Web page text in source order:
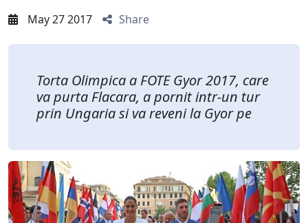
May 27 2017 Share
Torta Olimpica a FOTE Gyor 2017, care
va purta Flacara, a pornit intr-un tur
prin Ungaria si va reveni la Gyor pe